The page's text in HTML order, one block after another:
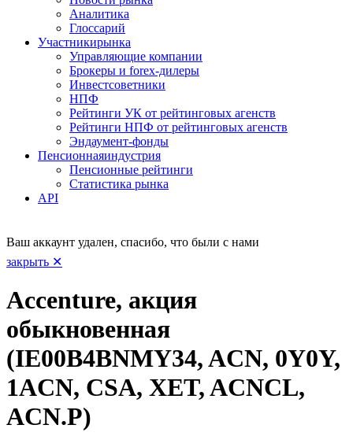
Аналитика
Глоссарий
Участникирынка
Управляющие компании
Брокеры и forex-дилеры
Инвестсоветники
НПФ
Рейтинги УК от рейтинговых агенств
Рейтинги НПФ от рейтинговых агенств
Эндаумент-фонды
Пенсионнаяиндустрия
Пенсионные рейтинги
Статистика рынка
API
Ваш аккаунт удален, спасибо, что были с нами
закрыть ✕
Accenture, акция
обыкновенная
(IE00B4BNMY34, ACN, 0Y0Y,
1ACN, CSA, XET, ACNCL,
ACN.P)